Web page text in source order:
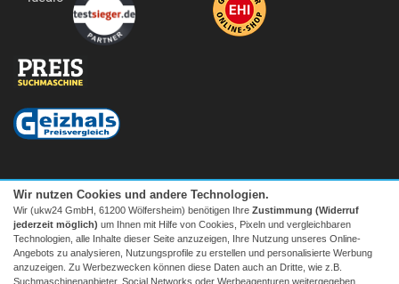
Wir nutzen Cookies und andere Technologien.
Wir (ukw24 GmbH, 61200 Wölfersheim) benötigen Ihre Zustimmung (Widerruf
jederzeit möglich) um Ihnen mit Hilfe von Cookies, Pixeln und vergleichbaren
Technologien, alle Inhalte dieser Seite anzuzeigen, Ihre Nutzung unseres Online-
Angebots zu analysieren, Nutzungsprofile zu erstellen und personalisierte Werbung
anzuzeigen. Zu Werbezwecken können diese Daten auch an Dritte, wie z.B.
Suchmaschinenanbieter, Social Networks oder Werbeagenturen weitergegeben